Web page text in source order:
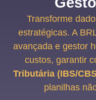
Transforme
estratégicas. A
avançada e gestor
custos, garantir
Tributária (IBS/
planilhas